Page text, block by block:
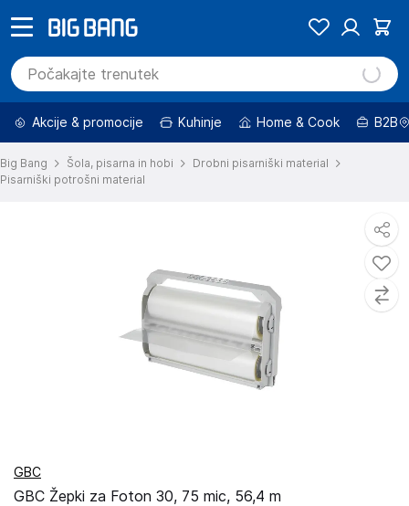
Akcije & promocije Kuhinje Home & Cook B2B
Big Bang Šola, pisarna in hobi
Drobni pisarniški material
Pisarniški potrošni material
GBC
GBC Žepki za Foton 30, 75 mic, 56,4 m